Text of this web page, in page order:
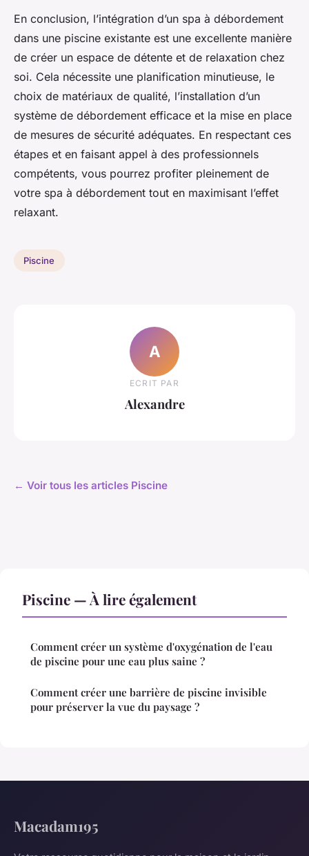
En conclusion, l’intégration d’un spa à débordement
dans une piscine existante est une excellente manière
de créer un espace de détente et de relaxation chez
soi. Cela nécessite une planification minutieuse, le
choix de matériaux de qualité, l’installation d’un
système de débordement efficace et la mise en place
de mesures de sécurité adéquates. En respectant ces
étapes et en faisant appel à des professionnels
compétents, vous pourrez profiter pleinement de
votre spa à débordement tout en maximisant l’effet
relaxant.
Piscine
A
ECRIT PAR
Alexandre
← Voir tous les articles Piscine
Piscine — À lire également
Comment créer un système d'oxygénation de l'eau
de piscine pour une eau plus saine ?
Comment créer une barrière de piscine invisible
pour préserver la vue du paysage ?
Macadam195